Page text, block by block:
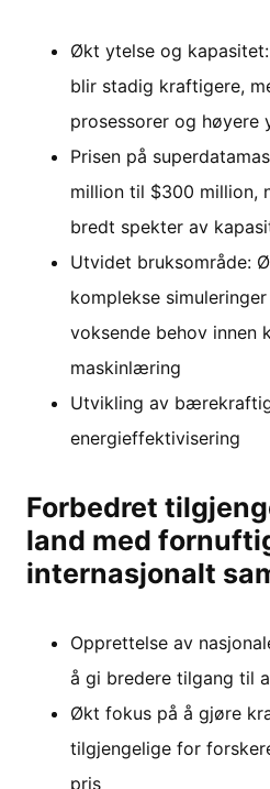
Økt ytelse og
blir stadig kraftigere,
prosessorer og høyere
Prisen på
million til $300 million,
bredt spekter av
Utvidet bruksområde:
komplekse
voksende behov innen
maskinlæring
Utvikling av
energieffektivisering
Forbedret
land med
internasjonalt
Opprettelse av
å gi bredere tilgang til
Økt fokus på å gjøre
tilgjengelige for
pris